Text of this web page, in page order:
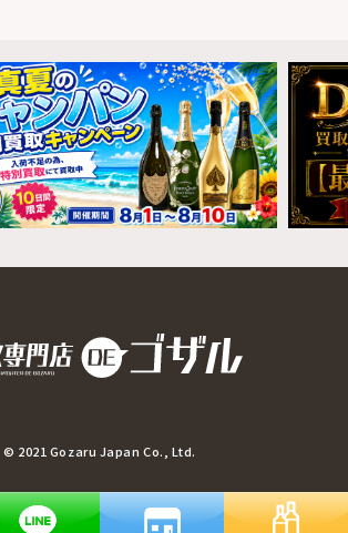
© 2021 Gozaru Japan Co., Ltd.